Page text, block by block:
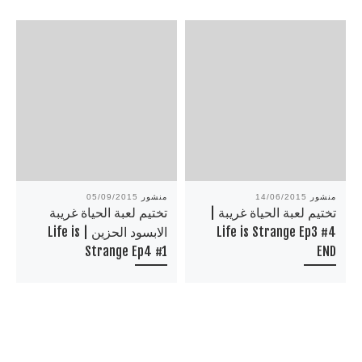
منشور 05/09/2015
تختيم لعبة الحياة غريبة
الابسود الحزين | Life is
Strange Ep4 #1
منشور 14/06/2015
تختيم لعبة الحياة غريبة |
Life is Strange Ep3 #4
END